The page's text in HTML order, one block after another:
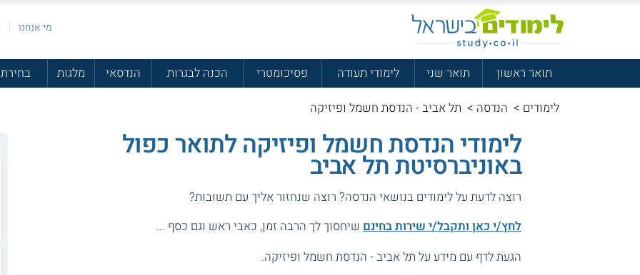
מי אנחנו
תואר ראשון תואר שני לימודי תעודה פסיכומטרי הכנה לבגרות הנדסאי מלגות
לימודים > הנדסה > תל אביב - הנדסת חשמל ופיזיקה
לימודי הנדסת חשמל ופיזיקה לתואר כפול
באוניברסיטת תל אביב
רוצה לדעת על לימודים בנושאי הנדסה? רוצה שנחזור אליך עם תשובות?
לחץ/י כאן ותקבל/י שירות בחינם שיחסוך לך הרבה זמן, כאבי ראש וגם כסף ...
הגעת לדף עם מידע על תל אביב - הנדסת חשמל ופיזיקה.